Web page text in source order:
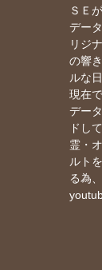
ＳＥ
デー
リジ
の響
ルな
現在
デー
ドし
霊・
ルト
る為